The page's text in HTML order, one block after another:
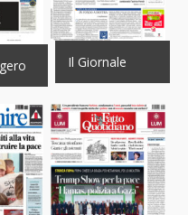
Il Giornale